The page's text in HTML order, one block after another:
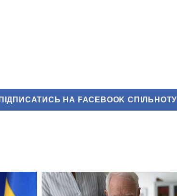
ПІДПИСАТИСЬ НА FACEBOOK СПІЛЬНОТУ